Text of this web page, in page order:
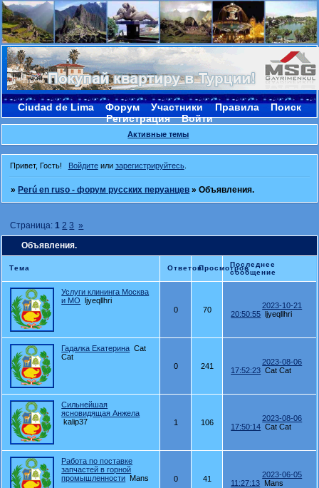
Ciudad de Lima Форум Участники Правила
Поиск
Регистрация
Войти
Активные темы
Привет, Гость! Войдитеили зарегистрируйтесь.
»Perú en ruso - форум русских перуанцев »Объявления.
Объявления.
Страница:1 2 3 »
Тема ОтветовПросмотровПоследнее
сообщение
Услуги клининга Москва
и МО
ljyeqllhri
0
70
2023-10-21
20:50:55 ljyeqllhri
Гадалка Екатерина Cat
Cat
0
241
2023-08-06
17:52:23 Cat Cat
Сильнейшая
ясновидящая Анжела
kalip37
1 106
2023-08-06
17:50:14 Cat Cat
Работа по поставке
запчастей в горной
промышленности Mans 0 41
2023-06-05
11:27:13 Mans